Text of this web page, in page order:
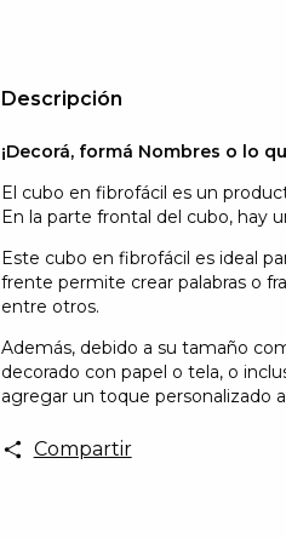
Descripción
¡Decorá, formá Nombres o lo
El cubo en fibrofácil es un
En la parte frontal del cubo, hay
Este cubo en fibrofácil es ideal
frente permite crear palabras o
entre otros.
Además, debido a su tamaño
decorado con papel o tela, o
agregar un toque personalizado
Compartir